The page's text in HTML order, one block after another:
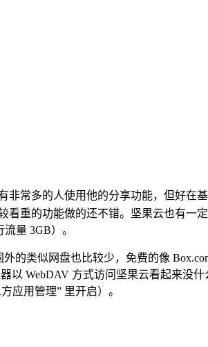
常多的人使用他的分享功能，但好在
重的功能做的还不错。坚果云也有一
量 3GB）。
的类似网盘也比较少，免费的像
WebDAV 方式访问坚果云看起来没
应用管理” 里开启）。